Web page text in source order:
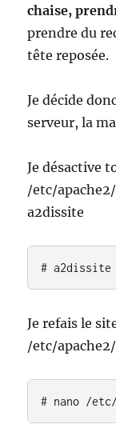
chaise,
prendre du
tête reposée.
Je décide
serveur, la
Je désactive
/etc/
a2dissite
# a2dissite
Je refais le
/etc/
# nano /